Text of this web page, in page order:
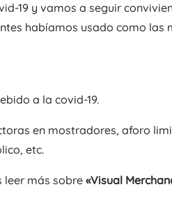
19 y vamos a seguir
habíamos usado como
a la covid-19.
en mostradores, aforo
etc.
leer más sobre«Visual